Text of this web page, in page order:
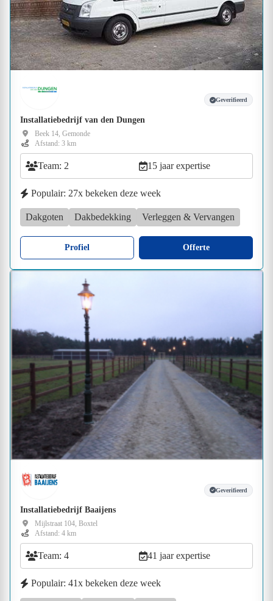
Geverifieerd
Installatiebedrijf van den Dungen
Beek 14, Gemonde
Afstand: 3 km
Team: 2 15 jaar expertise
Populair: 27x bekeken deze week
Dakgoten Dakbedekking Verleggen & Vervangen
Profiel Offerte
Geverifieerd
Installatiebedrijf Baaijens
Mijlstraat 104, Boxtel
Afstand: 4 km
Team: 4 41 jaar expertise
Populair: 41x bekeken deze week